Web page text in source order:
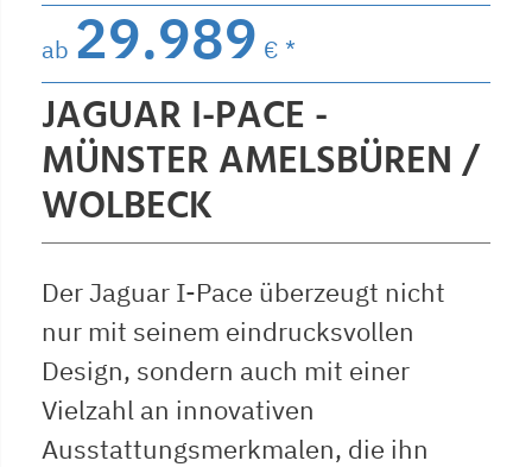
ab 29.989 € *
JAGUAR I-PACE -
MÜNSTER AMELSBÜREN /
WOLBECK
Der Jaguar I-Pace überzeugt nicht
nur mit seinem eindrucksvollen
Design, sondern auch mit einer
Vielzahl an innovativen
Ausstattungsmerkmalen, die ihn